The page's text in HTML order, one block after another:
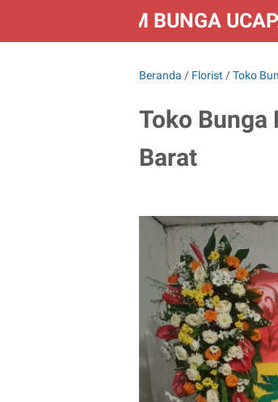
FLORIST KIRIM BUNGA
Beranda / Florist /Toko
Toko Bunga
Barat